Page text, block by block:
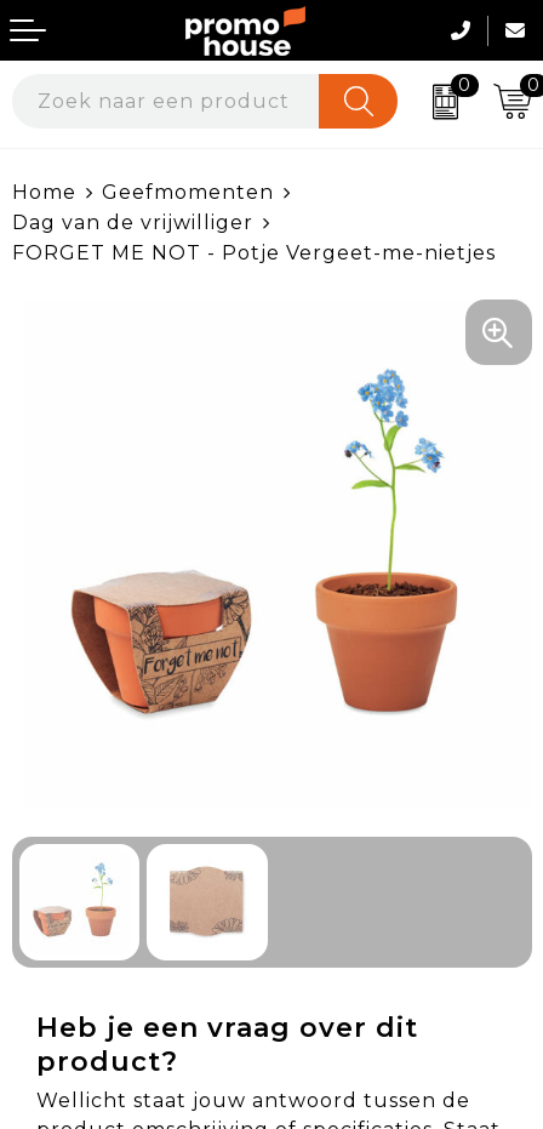
0 0
Beurs & Events
Huis, Tuin & Keuken
Duurzame & Ecologische Geschenken
Technologie & Gadgets
Outdoor & Vrije tijd
Pennen & Schrijfwaren
Eten & Drinken
Werkkleding per sector
Kleding bedrukken
Home
Geefmomenten
Dag van de vrijwilliger
FORGET ME NOT - Potje Vergeet-me-nietjes
Heb je een vraag over dit
product?
Wellicht staat jouw antwoord tussen de